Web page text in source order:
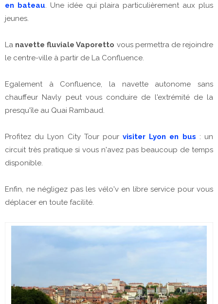
en bateau . Une idée qui plaira particulièrement aux plus
jeunes.
La navette fluviale Vaporetto vous permettra de rejoindre
le centre-ville à partir de La Confluence.
Egalement à Confluence, la navette autonome sans
chauffeur Navly peut vous conduire de l'extrémité de la
presqu'île au Quai Rambaud.
Profitez du Lyon City Tour pourvisiter Lyon en bus : un
circuit très pratique si vous n'avez pas beaucoup de temps
disponible.
Enfin, ne négligez pas les vélo'v en libre service pour vous
déplacer en toute facilité.